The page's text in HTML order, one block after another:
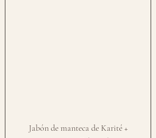
Jabón de manteca de Karité +